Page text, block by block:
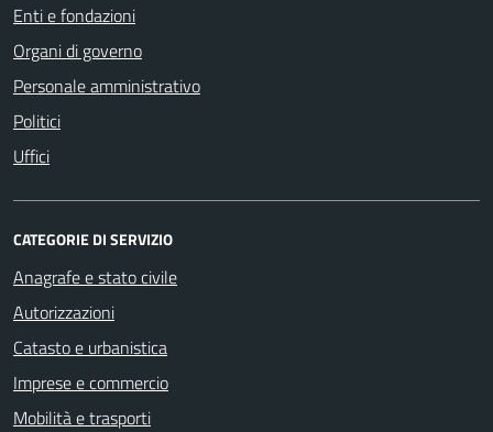
Enti e fondazioni
Organi di governo
Personale amministrativo
Politici
Uffici
CATEGORIE DI SERVIZIO
Anagrafe e stato civile
Autorizzazioni
Catasto e urbanistica
Imprese e commercio
Mobilità e trasporti